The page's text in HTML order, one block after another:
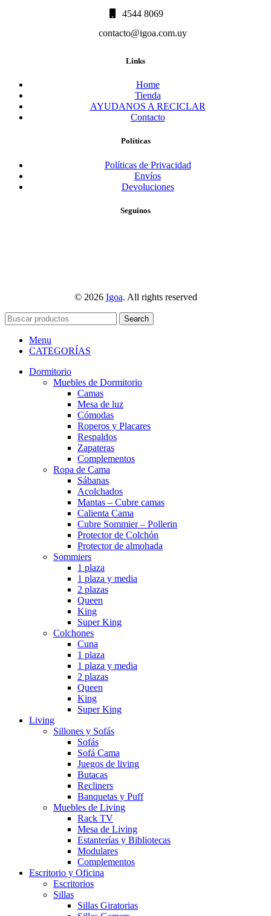
4544 8069
contacto@igoa.com.uy
Links
Home
Tienda
AYUDANOS A RECICLAR
Contacto
Políticas
Políticas de Privacidad
Envíos
Devoluciones
Seguinos
© 2026 Igoa. All rights reserved
Search
Menu
CATEGORÍAS
Dormitorio
Muebles de Dormitorio
Camas
Mesa de luz
Cómodas
Roperos y Placares
Respaldos
Zapateras
Complementos
Ropa de Cama
Sábanas
Acolchados
Mantas – Cubre camas
Calienta Cama
Cubre Sommier – Pollerin
Protector de Colchón
Protector de almohada
Sommiers
1 plaza
1 plaza y media
2 plazas
Queen
King
Super King
Colchones
Cuna
1 plaza
1 plaza y media
2 plazas
Queen
King
Super King
Living
Sillones y Sofás
Sofás
Sofá Cama
Juegos de living
Butacas
Recliners
Banquetas y Puff
Muebles de Living
Rack TV
Mesa de Living
Estanterías y Bibliotecas
Modulares
Complementos
Escritorio y Oficina
Escritorios
Sillas
Sillas Giratorias